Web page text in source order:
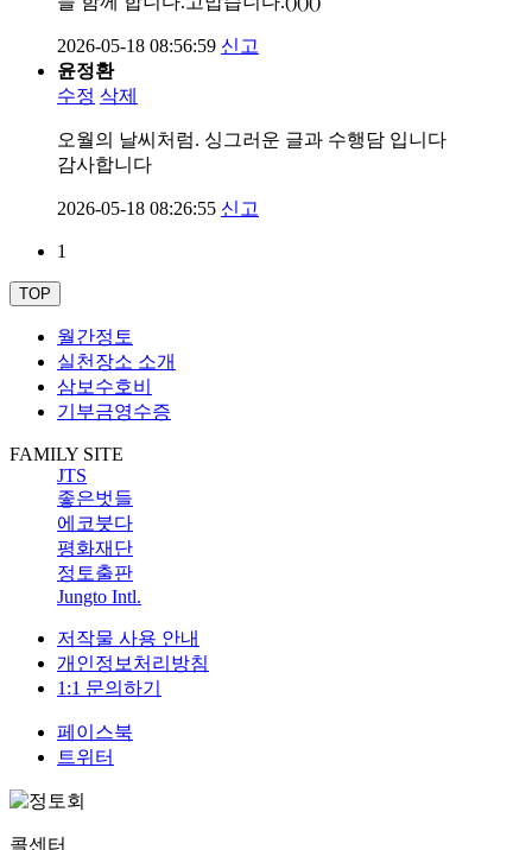
2026-05-18 08:56:59 신고
윤정환
수정 삭제
오월의 날씨처럼. 싱그러운 글과 수행담 입니다
감사합니다
2026-05-18 08:26:55 신고
1
TOP
월간정토
실천장소 소개
삼보수호비
기부금영수증
FAMILY SITE
JTS
좋은벗들
에코붓다
평화재단
정토출판
Jungto Intl.
저작물 사용 안내
개인정보처리방침
1:1 문의하기
페이스북
트위터
콜센터